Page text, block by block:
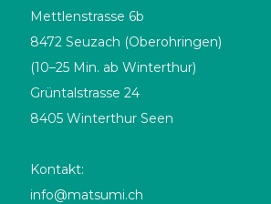
Mettlenstrasse 6b
8472 Seuzach (Oberohringen)
(10–25 Min. ab Winterthur)
Grüntalstrasse 24
8405 Winterthur Seen
Kontakt:
info@matsumi.ch